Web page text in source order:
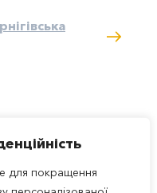
для покращення